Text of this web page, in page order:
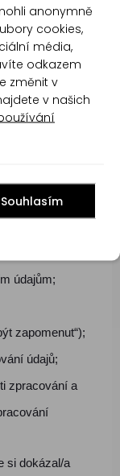
po dobu, po
služby
nezbytnou k
právních
a
zákoník
Vašich
údajům;
zapomenut“);
údajů;
zpracování a
si dokázal/a
anonymně
cookies,
média,
odkazem
změnit v
v našich
Souhlasím